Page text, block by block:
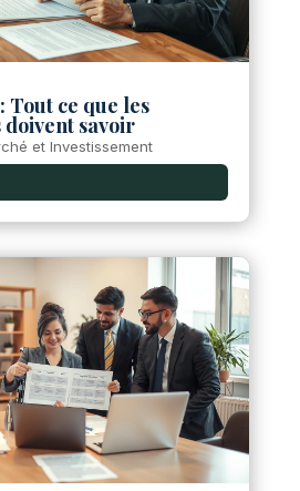
ce que les
savoir
et Investissement